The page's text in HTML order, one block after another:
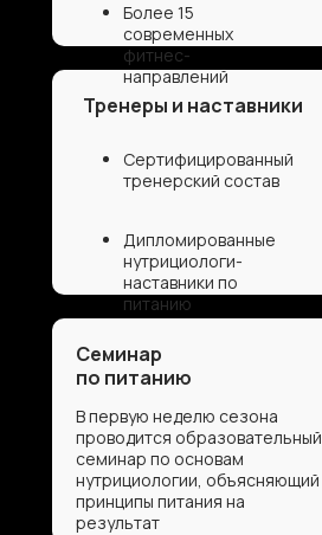
Более 15
современных
фитнес-
направлений
В первую неделю сезона
проводится образовательный
семинар по основам
нутрициологии, объясняющий
принципы питания на
результат
Cертифицированный
тренерский состав
Дипломированные
нутрициологи-
наставники по
питанию
Семинар
по питанию
Тренеры и наставники